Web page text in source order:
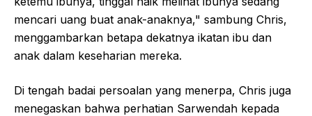
mencari uang buat anak-anaknya," sambung Chris,
menggambarkan betapa dekatnya ikatan ibu dan
anak dalam keseharian mereka.
Di tengah badai persoalan yang menerpa, Chris juga
menegaskan bahwa perhatian Sarwendah kepada